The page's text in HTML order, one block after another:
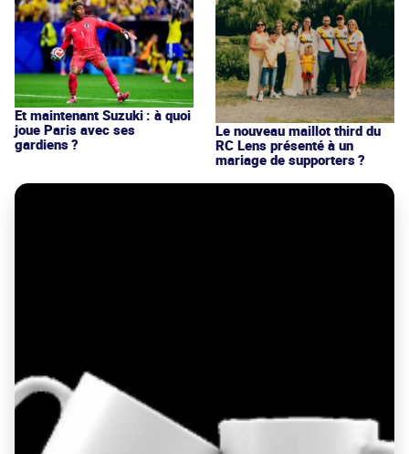
Et maintenant Suzuki : à quoi
joue Paris avec ses
gardiens ?
Le nouveau maillot third du
RC Lens présenté à un
mariage de supporters ?